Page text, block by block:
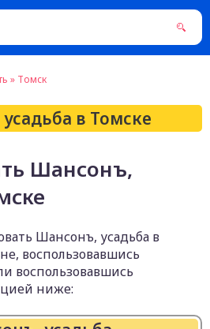
» Томск
в Томске
Шансонъ,
Шансонъ, усадьба в
воспользовавшись
воспользовавшись
ниже: